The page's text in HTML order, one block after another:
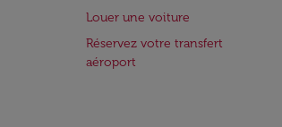
Louer une voiture
Réservez votre transfert
aéroport